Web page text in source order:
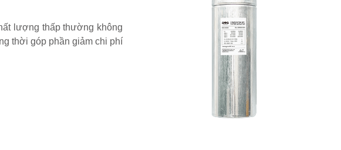
lượng thấp thường không
thời góp phần giảm chi phí